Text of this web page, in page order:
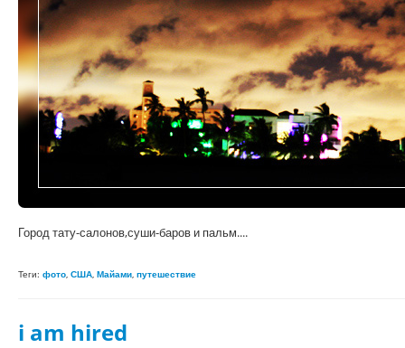
Город тату-салонов,суши-баров и пальм....
Теги: фото, США, Майами, путешествие
i am hired